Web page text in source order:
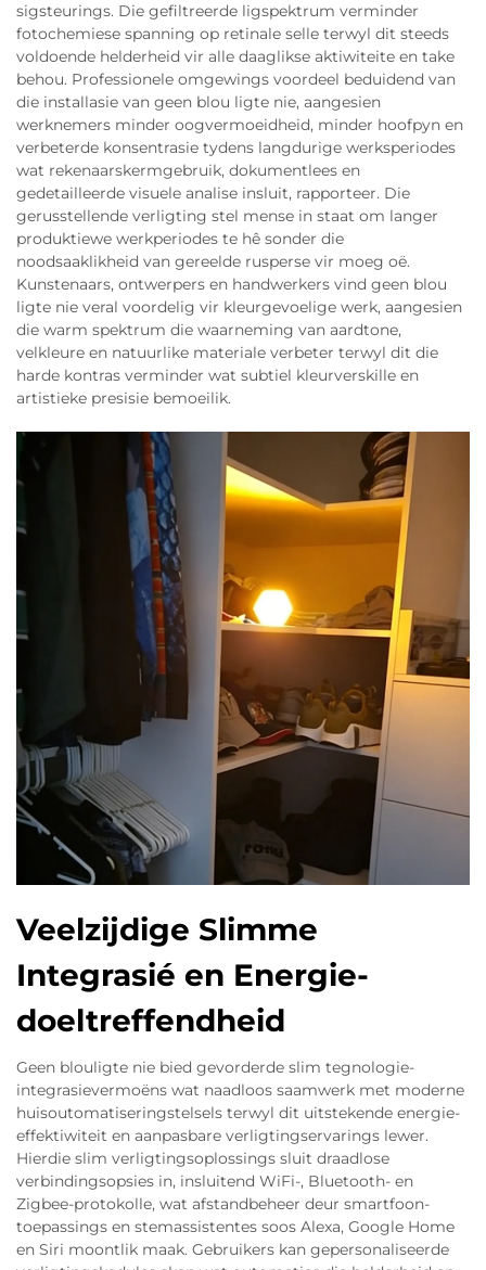
sigsteurings. Die gefiltreerde ligspektrum verminder
fotochemiese spanning op retinale selle terwyl dit steeds
voldoende helderheid vir alle daaglikse aktiwiteite en take
behou. Professionele omgewings voordeel beduidend van
die installasie van geen blou ligte nie, aangesien
werknemers minder oogvermoeidheid, minder hoofpyn en
verbeterde konsentrasie tydens langdurige werksperiodes
wat rekenaarskermgebruik, dokumentlees en
gedetailleerde visuele analise insluit, rapporteer. Die
gerusstellende verligting stel mense in staat om langer
produktiewe werkperiodes te hê sonder die
noodsaaklikheid van gereelde rusperse vir moeg oë.
Kunstenaars, ontwerpers en handwerkers vind geen blou
ligte nie veral voordelig vir kleurgevoelige werk, aangesien
die warm spektrum die waarneming van aardtone,
velkleure en natuurlike materiale verbeter terwyl dit die
harde kontras verminder wat subtiel kleurverskille en
artistieke presisie bemoeilik.
Veelzijdige Slimme
Integrasié en Energie-
doeltreffendheid
Geen blouligte nie bied gevorderde slim tegnologie-
integrasievermoëns wat naadloos saamwerk met moderne
huisoutomatiseringstelsels terwyl dit uitstekende energie-
effektiwiteit en aanpasbare verligtingservarings lewer.
Hierdie slim verligtingsoplossings sluit draadlose
verbindingsopsies in, insluitend WiFi-, Bluetooth- en
Zigbee-protokolle, wat afstandbeheer deur smartfoon-
toepassings en stemassistentes soos Alexa, Google Home
en Siri moontlik maak. Gebruikers kan gepersonaliseerde